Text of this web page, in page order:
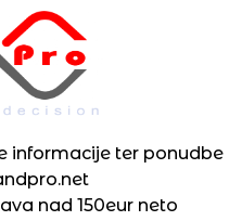
informacije ter ponudbe
nad 150eur neto